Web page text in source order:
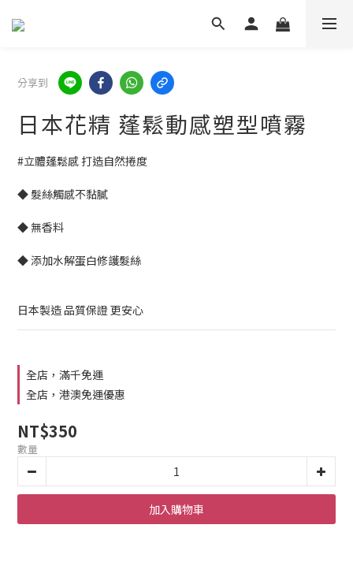
分享到
日本花精 蓬鬆動感塑型噴霧
#立體蓬鬆感 打造自然捲度
◆ 髮絲觸感不黏膩
◆ 無香料
◆ 添加水解蛋白修護髮絲
日本製造 品質保證 更安心
全店，滿千免運
全店，港澳免運優惠
NT$350
數量
加入購物車